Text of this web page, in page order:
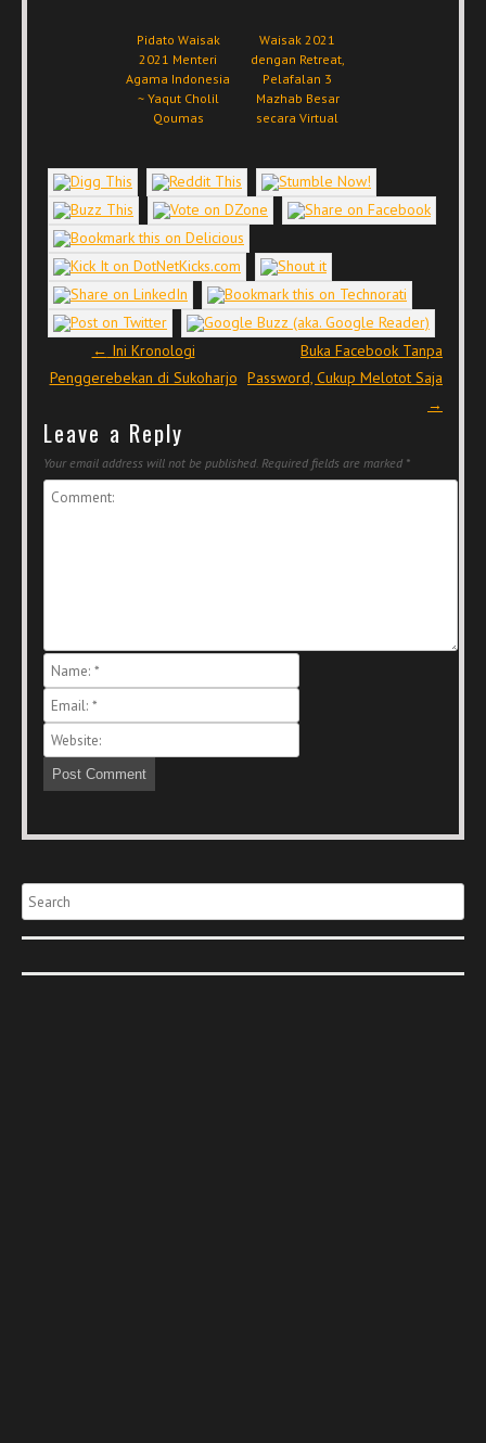
Pidato Waisak
2021 Menteri
Agama Indonesia
~ Yaqut Cholil
Qoumas
Waisak 2021
dengan Retreat,
Pelafalan 3
Mazhab Besar
secara Virtual
Post navigation
← Ini Kronologi
Penggerebekan di Sukoharjo
Buka Facebook Tanpa
Password, Cukup Melotot Saja
→
Leave a Reply
Your email address will not be published. Required fields are marked *
Search